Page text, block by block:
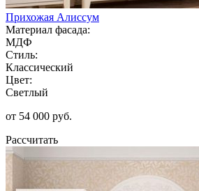
Прихожая Алиссум
Материал фасада:
МДФ
Стиль:
Классический
Цвет:
Светлый
от 54 000 руб.
Рассчитать